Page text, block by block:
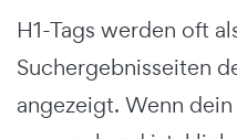
H1-Tags werden oft
Suchergebnisseiten
angezeigt. Wenn